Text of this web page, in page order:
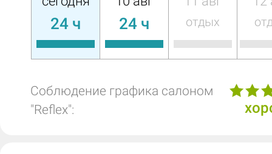
24 ч 24 ч отдых
Соблюдение графика салоном
"Reflex":